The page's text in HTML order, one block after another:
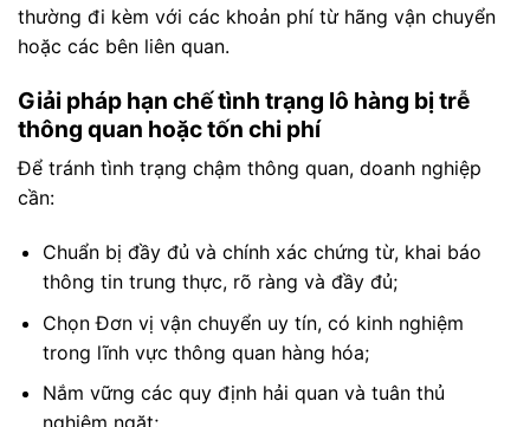
thường đi kèm với các khoản phí từ hãng vận chuyển
hoặc các bên liên quan.
Giải pháp hạn chế tình trạng lô hàng bị trễ
thông quan hoặc tốn chi phí
Để tránh tình trạng chậm thông quan, doanh nghiệp
cần:
Chuẩn bị đầy đủ và chính xác chứng từ, khai báo
thông tin trung thực, rõ ràng và đầy đủ;
Chọn Đơn vị vận chuyển uy tín, có kinh nghiệm
trong lĩnh vực thông quan hàng hóa;
Nắm vững các quy định hải quan và tuân thủ